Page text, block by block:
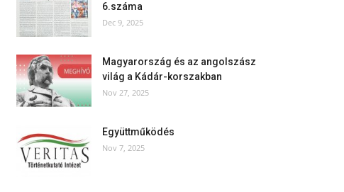
6.száma
Dec 9, 2025
Magyarország és az angolszász
világ a Kádár-korszakban
Nov 27, 2025
Együttműködés
Nov 7, 2025